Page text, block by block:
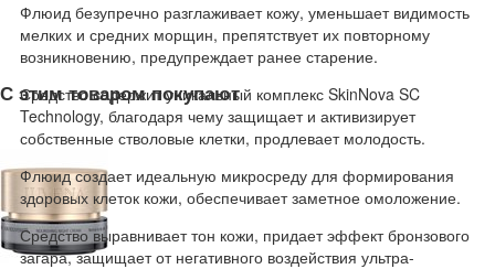
Флюид безупречно разглаживает кожу, уменьшает видимость
мелких и средних морщин, препятствует их повторному
возникновению, предупреждает ранее старение.
Средство содержит уникальный комплекс SkinNova SC
Technology, благодаря чему защищает и активизирует
собственные стволовые клетки, продлевает молодость.
Флюид создает идеальную микросреду для формирования
здоровых клеток кожи, обеспечивает заметное омоложение.
Средство выравнивает тон кожи, придает эффект бронзового
загара, защищает от негативного воздействия ультра-
С этим товаром покупают